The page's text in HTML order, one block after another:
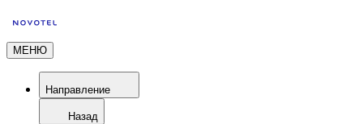
МЕНЮ
Направление
Назад